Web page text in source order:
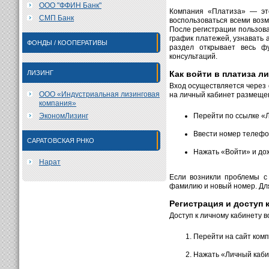
ООО "ФФИН Банк"
СМП Банк
ФОНДЫ / КООПЕРАТИВЫ
ЛИЗИНГ
ООО «Индустриальная лизинговая
компания»
ЭкономЛизинг
САРАТОВСКАЯ РНКО
Нарат
Компания «Платиза» —
воспользоваться всеми
После регистрации
график платежей,
раздел открывает весь
консультаций.
Как войти в платиза
Вход осуществляется
на личный кабинет
Перейти по ссылке
Ввести номер
Нажать «Войти» и
Если возникли проблемы
фамилию и новый номер.
Регистрация и доступ
Доступ к личному кабинету
Перейти на сайт
Нажать «Личный